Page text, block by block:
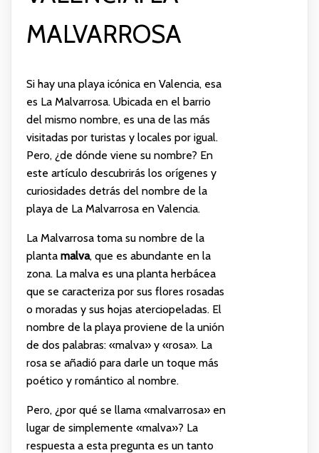
MALVARROSA
Si hay una playa icónica en Valencia, esa
es La Malvarrosa. Ubicada en el barrio
del mismo nombre, es una de las más
visitadas por turistas y locales por igual.
Pero, ¿de dónde viene su nombre? En
este artículo descubrirás los orígenes y
curiosidades detrás del nombre de la
playa de La Malvarrosa en Valencia.
La Malvarrosa toma su nombre de la
planta malva, que es abundante en la
zona. La malva es una planta herbácea
que se caracteriza por sus flores rosadas
o moradas y sus hojas aterciopeladas. El
nombre de la playa proviene de la unión
de dos palabras: «malva» y «rosa». La
rosa se añadió para darle un toque más
poético y romántico al nombre.
Pero, ¿por qué se llama «malvarrosa» en
lugar de simplemente «malva»? La
respuesta a esta pregunta es un tanto